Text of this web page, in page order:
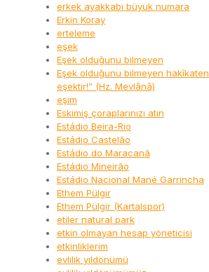
erkek ayakkabı büyük numara
Erkin Koray
erteleme
eşek
Eşek olduğunu bilmeyen
Eşek olduğunu bilmeyen hakîkaten
eşektir!” (Hz. Mevlânâ)
eşim
Eskimiş çoraplarınızı atın
Estádio Beira-Rio
Estádio Castelão
Estádio do Maracanã
Estádio Mineirão
Estádio Nacional Mané Garrincha
Ethem Pülgir
Ethem Pülgir (Kartalspor)
etiler natural park
etkin olmayan hesap yöneticisi
etkinliklerim
evlilik yıldönümü